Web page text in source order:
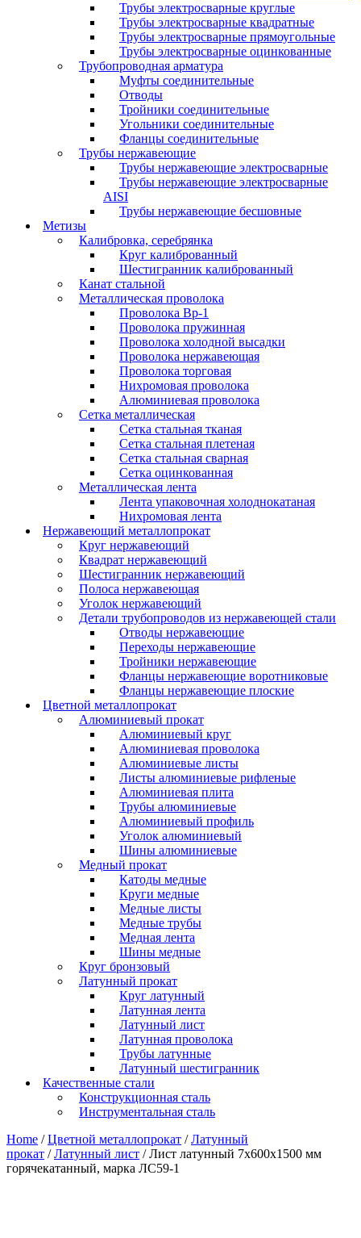
Трубы электросварные круглые
Трубы электросварные квадратные
Трубы электросварные прямоугольные
Трубы электросварные оцинкованные
Трубопроводная арматура
Муфты соединительные
Отводы
Тройники соединительные
Угольники соединительные
Фланцы соединительные
Трубы нержавеющие
Трубы нержавеющие электросварные
Трубы нержавеющие электросварные
AISI
Трубы нержавеющие бесшовные
Метизы
Калибровка, серебрянка
Круг калиброванный
Шестигранник калиброванный
Канат стальной
Металлическая проволока
Проволока Вр-1
Проволока пружинная
Проволока холодной высадки
Проволока нержавеющая
Проволока торговая
Нихромовая проволока
Алюминиевая проволока
Сетка металлическая
Сетка стальная тканая
Сетка стальная плетеная
Сетка стальная сварная
Сетка оцинкованная
Металлическая лента
Лента упаковочная холоднокатаная
Нихромовая лента
Нержавеющий металлопрокат
Круг нержавеющий
Квадрат нержавеющий
Шестигранник нержавеющий
Полоса нержавеющая
Уголок нержавеющий
Детали трубопроводов из нержавеющей стали
Отводы нержавеющие
Переходы нержавеющие
Тройники нержавеющие
Фланцы нержавеющие воротниковые
Фланцы нержавеющие плоские
Цветной металлопрокат
Алюминиевый прокат
Алюминиевый круг
Алюминиевая проволока
Алюминиевые листы
Листы алюминиевые рифленые
Алюминиевая плита
Трубы алюминиевые
Алюминиевый профиль
Уголок алюминиевый
Шины алюминиевые
Медный прокат
Катоды медные
Круги медные
Медные листы
Медные трубы
Медная лента
Шины медные
Круг бронзовый
Латунный прокат
Круг латунный
Латунная лента
Латунный лист
Латунная проволока
Трубы латунные
Латунный шестигранник
Качественные стали
Конструкционная сталь
Инструментальная сталь
Home /Цветной металлопрокат /Латунный
прокат /Латунный лист / Лист латунный 7х600х1500 мм
горячекатанный, марка ЛС59-1